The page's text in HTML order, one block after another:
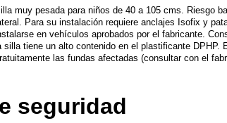
muy pesada para niños de 40 a 105 cms. Riesgo
Para su instalación requiere anclajes Isofix y
en vehículos aprobados por el fabricante.
silla tiene un alto contenido en el plastificante DPHP.
las fundas afectadas (consultar con el
seguridad